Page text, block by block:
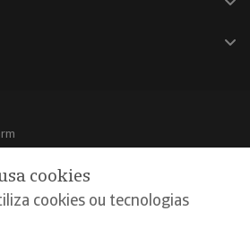
cookies
cookies ou tecnologias